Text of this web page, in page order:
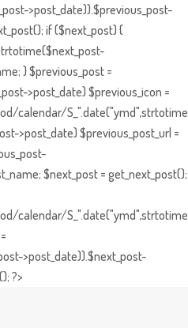
>post_date)).$previous_post-
if ($next_post) {
} $previous_post =
>post_date) $previous_icon =
calendar/
>post_date) $previous_post_url =
$next_post = get_next_post();
calendar/
>post_date)).$next_post-
?>